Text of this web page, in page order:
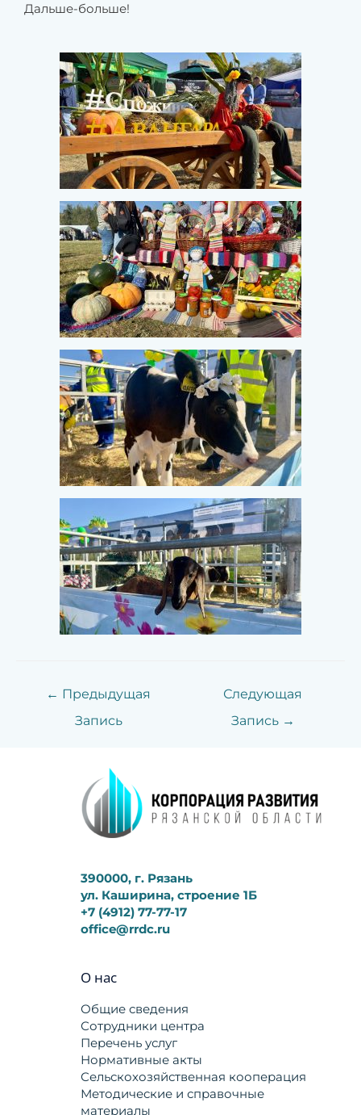
Дальше-больше!
← Предыдущая
Запись
Следующая
Запись →
390000, г. Рязань
ул. Каширина, строение 1Б
+7 (4912) 77-77-17
office@rrdc.ru
О нас
Общие сведения
Сотрудники центра
Перечень услуг
Нормативные акты
Сельскохозяйственная кооперация
Методические и справочные
материалы